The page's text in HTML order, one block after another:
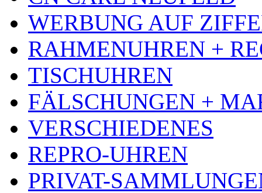
WERBUNG AUF
RAHMENUHREN +
TISCHUHREN
FÄLSCHUNGEN +
VERSCHIEDENES
REPRO-UHREN
PRIVAT-